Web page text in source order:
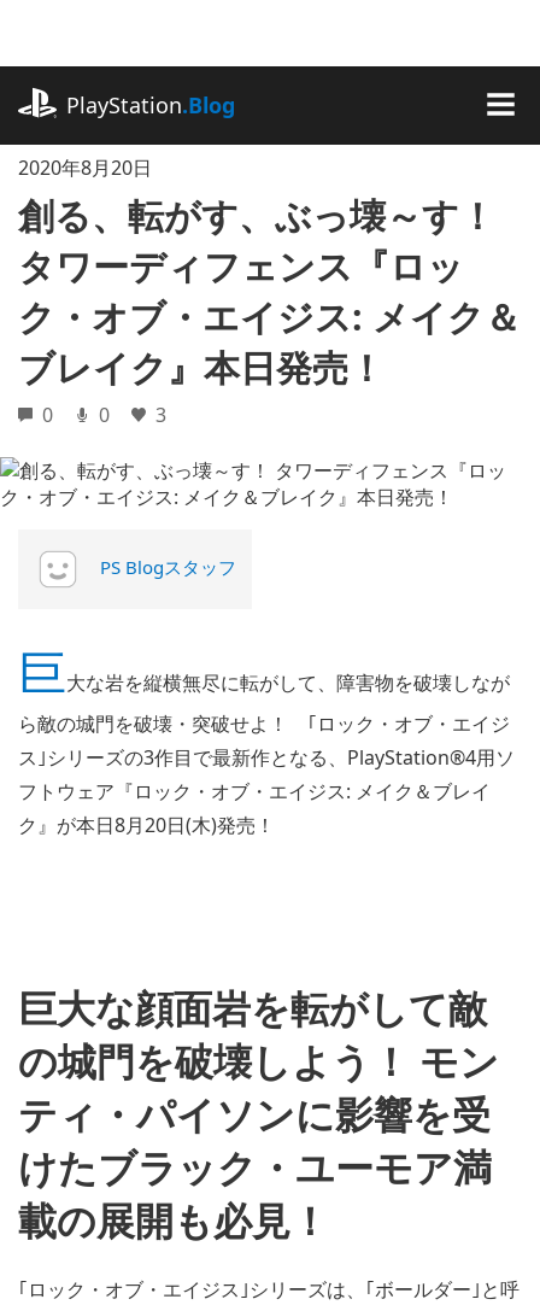
に
ッ
PlayStation.Blog
2020年8月20日
創る、転がす、ぶっ壊～す！
タワーディフェンス『ロッ
ク・オブ・エイジス: メイク＆
ブレイク』本日発売！
0 0 3
PS Blogスタッフ
巨大な岩を縦横無尽に転がして、障害物を破壊しなが
ら敵の城門を破壊・突破せよ！ ｢ロック・オブ・エイジ
ス｣シリーズの3作目で最新作となる、PlayStation®4用ソ
フトウェア『ロック・オブ・エイジス: メイク＆ブレイ
ク』が本日8月20日(木)発売！
巨大な顔面岩を転がして敵
の城門を破壊しよう！ モン
ティ・パイソンに影響を受
けたブラック・ユーモア満
載の展開も必見！
｢ロック・オブ・エイジス｣シリーズは、｢ボールダー｣と呼